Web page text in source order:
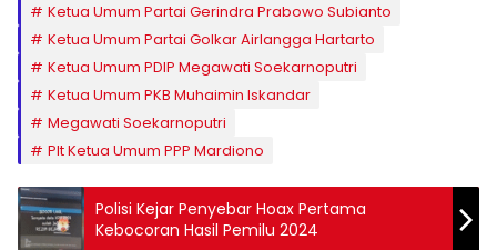
Ketua Umum Partai Gerindra Prabowo Subianto
Ketua Umum Partai Golkar Airlangga Hartarto
Ketua Umum PDIP Megawati Soekarnoputri
Ketua Umum PKB Muhaimin Iskandar
Megawati Soekarnoputri
Plt Ketua Umum PPP Mardiono
Polisi Kejar Penyebar Hoax Pertama
Kebocoran Hasil Pemilu 2024